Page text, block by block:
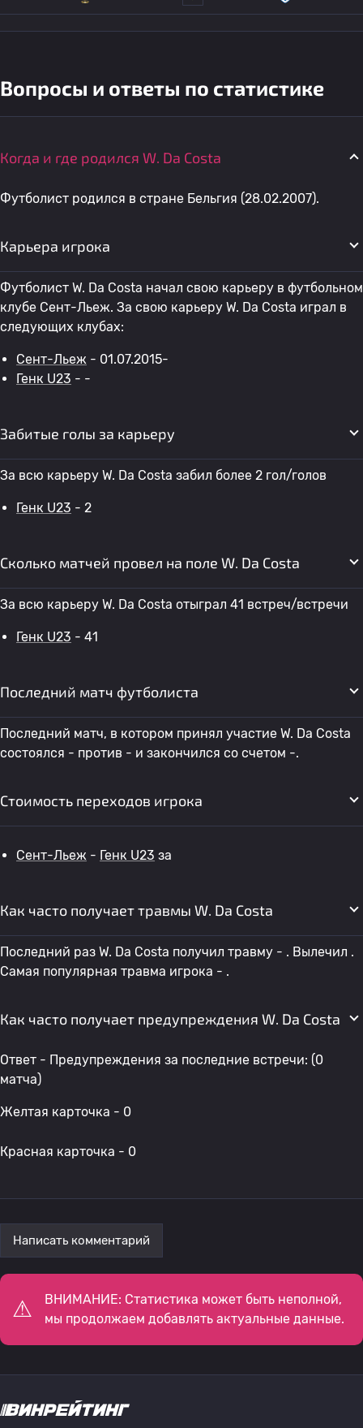
Вопросы и ответы по статистике
Когда и где родился W. Da Costa
Футболист родился в стране Бельгия (28.02.2007).
Карьера игрока
Футболист W. Da Costa начал свою карьеру в футбольном
клубе Сент-Льеж. За свою карьеру W. Da Costa играл в
следующих клубах:
Сент-Льеж - 01.07.2015-
Генк U23 - -
Забитые голы за карьеру
За всю карьеру W. Da Costa забил более 2 гол/голов
Генк U23 - 2
Сколько матчей провел на поле W. Da Costa
За всю карьеру W. Da Costa отыграл 41 встреч/встречи
Генк U23 - 41
Последний матч футболиста
Последний матч, в котором принял участие W. Da Costa
состоялся - против - и закончился со счетом -.
Стоимость переходов игрока
Сент-Льеж - Генк U23 за
Как часто получает травмы W. Da Costa
Последний раз W. Da Costa получил травму - . Вылечил .
Самая популярная травма игрока - .
Как часто получает предупреждения W. Da Costa
Ответ - Предупреждения за последние встречи: (0
матча)
Желтая карточка - 0
Красная карточка - 0
Написать комментарий
ВНИМАНИЕ: Статистика может быть неполной,
мы продолжаем добавлять актуальные данные.